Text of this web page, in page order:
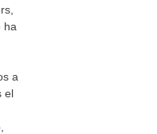
ha
a
el